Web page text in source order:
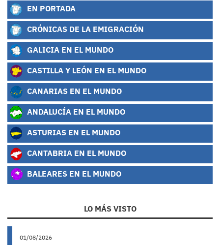
EN PORTADA
CRÓNICAS DE LA EMIGRACIÓN
GALICIA EN EL MUNDO
CASTILLA Y LEÓN EN EL MUNDO
CANARIAS EN EL MUNDO
ANDALUCÍA EN EL MUNDO
ASTURIAS EN EL MUNDO
CANTABRIA EN EL MUNDO
BALEARES EN EL MUNDO
LO MÁS VISTO
01/08/2026